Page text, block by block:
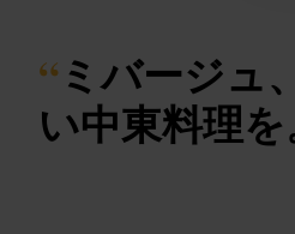
“ミバージュ
い中東料理を